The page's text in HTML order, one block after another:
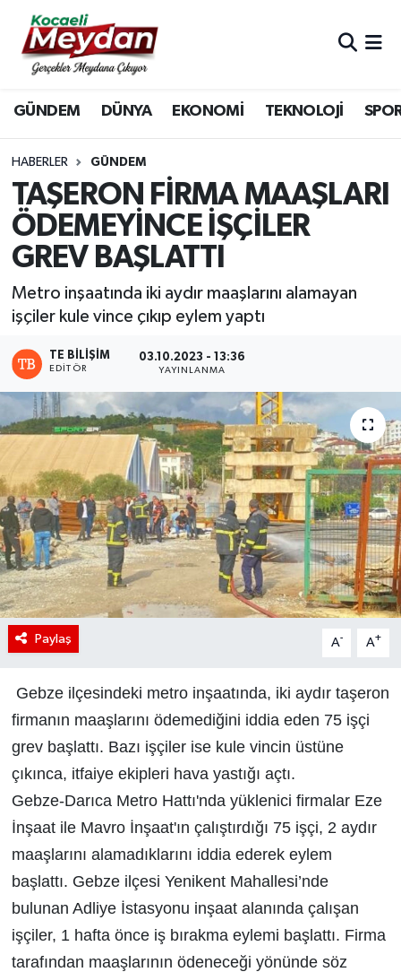
GÜNDEM DÜNYA EKONOMİ TEKNOLOJİ
HABERLER GÜNDEM
TAŞERON FİRMA MAAŞLARI
ÖDEMEYİNCE İŞÇİLER
GREV BAŞLATTI
Metro inşaatında iki aydır maaşlarını alamayan
işçiler kule vince çıkıp eylem yaptı
TE BILIŞIM
EDITÖR
03.10.2023 - 13:36
YAYINLANMA
Paylaş A- A+
Gebze ilçesindeki metro inşaatında, iki aydır taşeron
firmanın maaşlarını ödemediğini iddia eden 75 işçi
grev başlattı. Bazı işçiler ise kule vincin üstüne
çıkınca, itfaiye ekipleri hava yastığı açtı.
Gebze-Darıca Metro Hattı'nda yüklenici firmalar Eze
İnşaat ile Mavro İnşaat'ın çalıştırdığı 75 işçi, 2 aydır
maaşlarını alamadıklarını iddia ederek eylem
başlattı. Gebze ilçesi Yenikent Mahallesi’nde
bulunan Adliye İstasyonu inşaat alanında çalışan
işçiler, 1 hafta önce iş bırakma eylemi başlattı. Firma
tarafından maaşlarının ödeneceği yönünde söz
Nöbetçi Eczaneler
Hava Durumu
Trafik Durumu
Süper Lig Puan Durumu ve Fikstür
Tüm Manşetler
Son Dakika Haberleri